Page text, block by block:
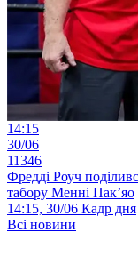
14:15
30/06
11346
Фредді Роуч
табору Менні Пак’яо
14:15, 30/06 Кадр дня
Всі новини